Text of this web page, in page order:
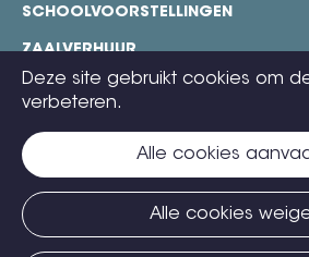
Deze site gebruikt cookies om
verbeteren.
Alle cookies
Alle cookies
SCHOOLVOORSTELLINGEN
ZAALVERHUUR
TECHNISCHE FICHES
CONTACT
TICKETS